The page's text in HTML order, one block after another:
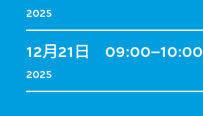
2025
12月21日
2025
09:00–10:00